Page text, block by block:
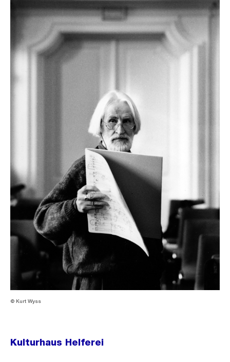
© Kurt Wyss
Kulturhaus Helferei